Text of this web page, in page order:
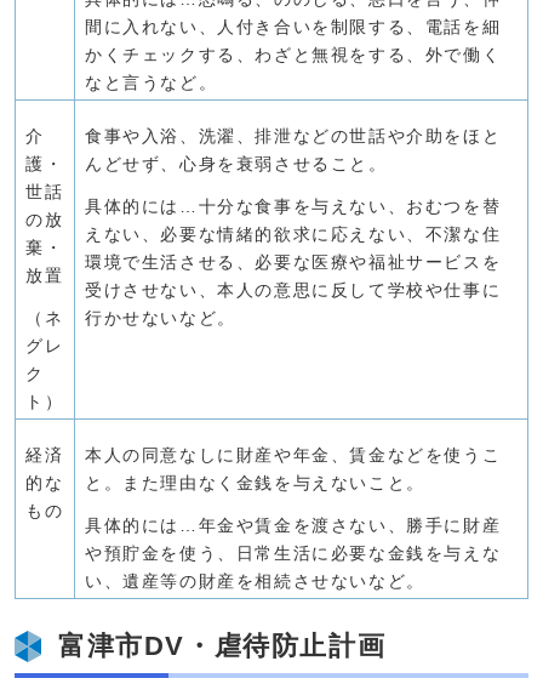
間に入れない、人付き合いを制限する、電話を細
かくチェックする、わざと無視をする、外で働く
なと言うなど。
介
護・
世話
の放
棄・
放置
（ネ
グレ
ク
ト）
食事や入浴、洗濯、排泄などの世話や介助をほと
んどせず、心身を衰弱させること。
具体的には…十分な食事を与えない、おむつを替
えない、必要な情緒的欲求に応えない、不潔な住
環境で生活させる、必要な医療や福祉サービスを
受けさせない、本人の意思に反して学校や仕事に
行かせないなど。
経済
的な
もの
本人の同意なしに財産や年金、賃金などを使うこ
と。また理由なく金銭を与えないこと。
具体的には…年金や賃金を渡さない、勝手に財産
や預貯金を使う、日常生活に必要な金銭を与えな
い、遺産等の財産を相続させないなど。
富津市DV・虐待防止計画